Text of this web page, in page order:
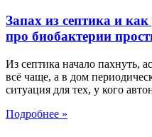
Запах из септика и
про биобактерии
Из септика начало пахнуть,
всё чаще, а в дом
ситуация для тех, у кого
Подробнее »